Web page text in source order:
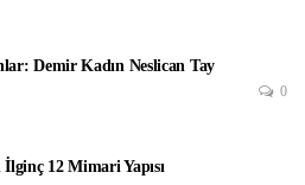
Demir Kadın Neslican Tay
0
12 Mimari Yapısı